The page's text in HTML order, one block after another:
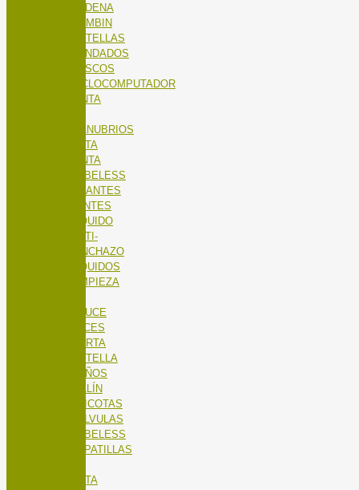
CADENA
BOMBIN
BOTELLAS
CANDADOS
CASCOS
CICLOCOMPUTADOR
CINTA
MANUBRIOS
RUTA
CINTA
TUBELESS
GUANTES
LENTES
LÍQUIDO
ANTI-
PINCHAZO
LÍQUIDOS
LIMPIEZA
SAUCE
LUCES
PORTA
BOTELLA
PUÑOS
SILLÍN
TRICOTAS
VALVULAS
TUBELESS
ZAPATILLAS
RUTA